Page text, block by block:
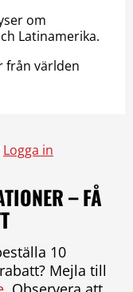
om
Latinamerika.
från världen
Logga in
– FÅ
10
Mejla till